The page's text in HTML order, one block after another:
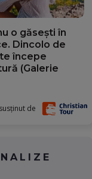
o găsești în
Dincolo de
începe
(Galerie
de